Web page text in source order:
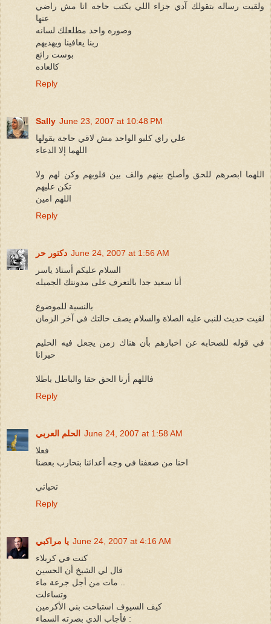
ولقيت رساله بتقولك آدي جزاء اللي يكتب حاجه انا مش راضي
عنها
وصوره واحد مطلعلك لسانه
ربنا يعافينا ويهديهم
بوست رائع
كالعاده
Reply
Sally June 23, 2007 at 10:48 PM
علي راي كليو الواحد مش لاقي حاجة يقولها
اللهما إلا الدعاء
اللهما ابصرهم للحق وأصلح بينهم والف بين قلوبهم وكن لهم ولا
تكن عليهم
اللهم امين
Reply
دكتور حر June 24, 2007 at 1:56 AM
السلام عليكم أستاذ ياسر
أنا سعيد جدا بالتعرف على مدونتك الجميله
بالنسبة للموضوع
لقيت حديث للنبي عليه الصلاة والسلام يصف حالتك في آخر الزمان
في قوله للصحابه عن اخبارهم بأن هناك زمن يجعل فيه الحليم
حيرانا
فاللهم أرنا الحق حقا والباطل باطلا
Reply
الحلم العربي
June 24, 2007 at 1:58 AM
فعلا
احنا من ضعفنا في وجه أعدائنا بنحارب بعضنا
تحياتي
Reply
يا مراكبي June 24, 2007 at 4:16 AM
كنت في كربلاء
قال لي الشيخ أن الحسين
وتساءلت
كيف السيوف استباحت بني الأكرمين
فأجاب الذي بصرته السماء :